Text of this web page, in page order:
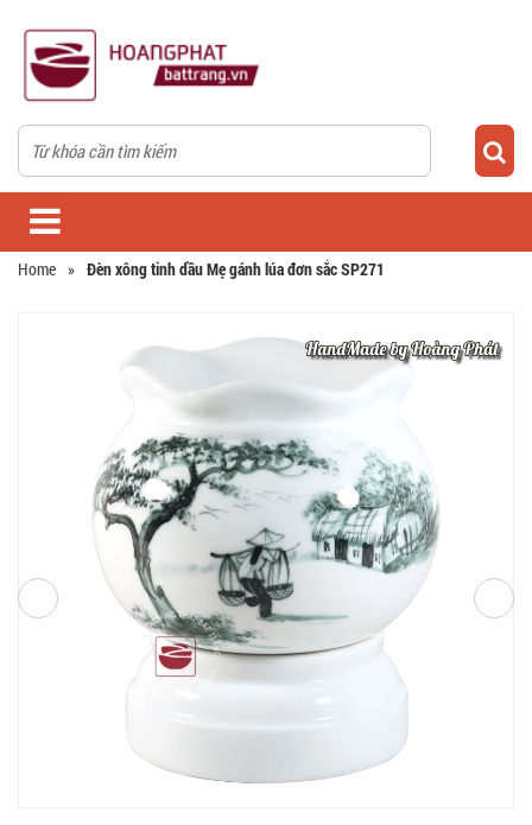
Home » Đèn xông tinh dầu Mẹ gánh lúa đơn sắc SP271